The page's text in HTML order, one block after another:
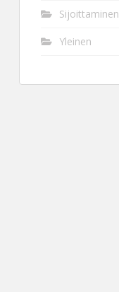
Sijoittaminen
Yleinen